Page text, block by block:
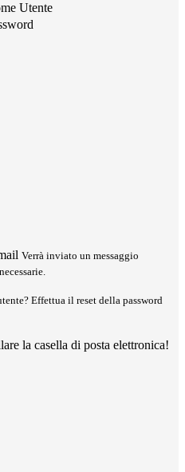
Utente
Verrà inviato un messaggio
Effettua il reset della password
la casella di posta elettronica!